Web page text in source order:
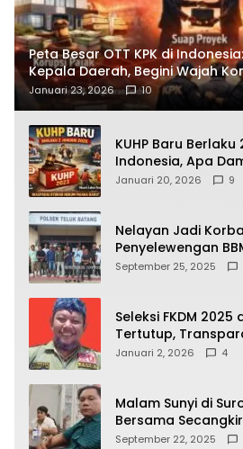
Peta Besar OTT KPK di
Kepala Daerah, Begini Wajah
Terbongkar
Januari 23, 2026 10
KUHP Baru
Indonesia, Apa
Kehidupan Warga?
Januari 20, 2026 9
Nelayan Jadi
Penyelewengan
64.78809 Teluk
September 25, 2025
Seleksi FKDM
Tertutup,
Pramono–Rano
Januari 2, 2026 4
Malam Sunyi di
Bersama
September 22, 2025